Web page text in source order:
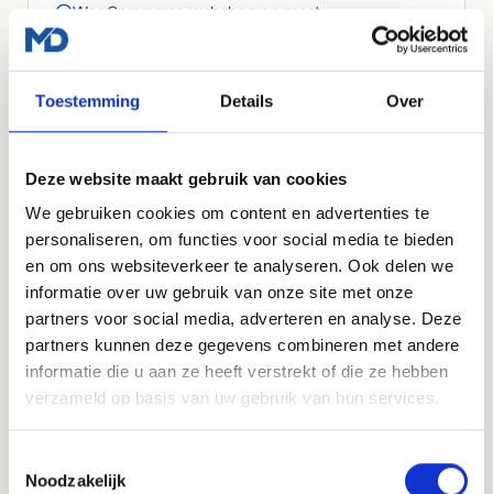
Toestemming Details Over
Deze website maakt gebruik van cookies
We gebruiken cookies om content en advertenties te
personaliseren, om functies voor social media te bieden
en om ons websiteverkeer te analyseren. Ook delen we
informatie over uw gebruik van onze site met onze
partners voor social media, adverteren en analyse. Deze
partners kunnen deze gegevens combineren met andere
informatie die u aan ze heeft verstrekt of die ze hebben
verzameld op basis van uw gebruik van hun services.
Noodzakelijk
WooCommerce webshop op maat
Voorraadbeheer
Responsive design
Basis zoekmachine optimalisatie
Vraag een offerte aan
LOS AF TE NEMEN
Managed WordPress Hosting
Heb je al een website, maar wil je dat die veilig,
snel en up-to-date blijft? Dan kun je ook los